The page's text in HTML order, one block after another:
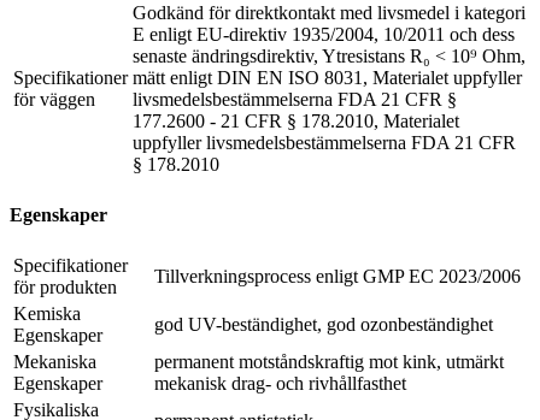
Specifikationer
för väggen
Godkänd för direktkontakt med livsmedel i kategori
E enligt EU-direktiv 1935/2004, 10/2011 och dess
senaste ändringsdirektiv, Ytresistans R₀ < 10⁹ Ohm,
mätt enligt DIN EN ISO 8031, Materialet uppfyller
livsmedelsbestämmelserna FDA 21 CFR §
177.2600 - 21 CFR § 178.2010, Materialet
uppfyller livsmedelsbestämmelserna FDA 21 CFR
§ 178.2010
Egenskaper
Specifikationer
för produkten
Tillverkningsprocess enligt GMP EC 2023/2006
Kemiska
Egenskaper
god UV-beständighet, god ozonbeständighet
Mekaniska
Egenskaper
permanent motståndskraftig mot kink, utmärkt
mekanisk drag- och rivhållfasthet
Fysikaliska